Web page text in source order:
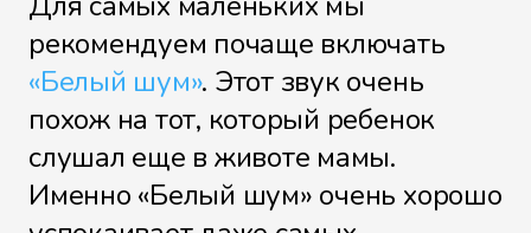
рекомендуем почаще включать
«Белый шум». Этот звук очень
похож на тот, который ребенок
слушал еще в животе мамы.
Именно «Белый шум» очень хорошо